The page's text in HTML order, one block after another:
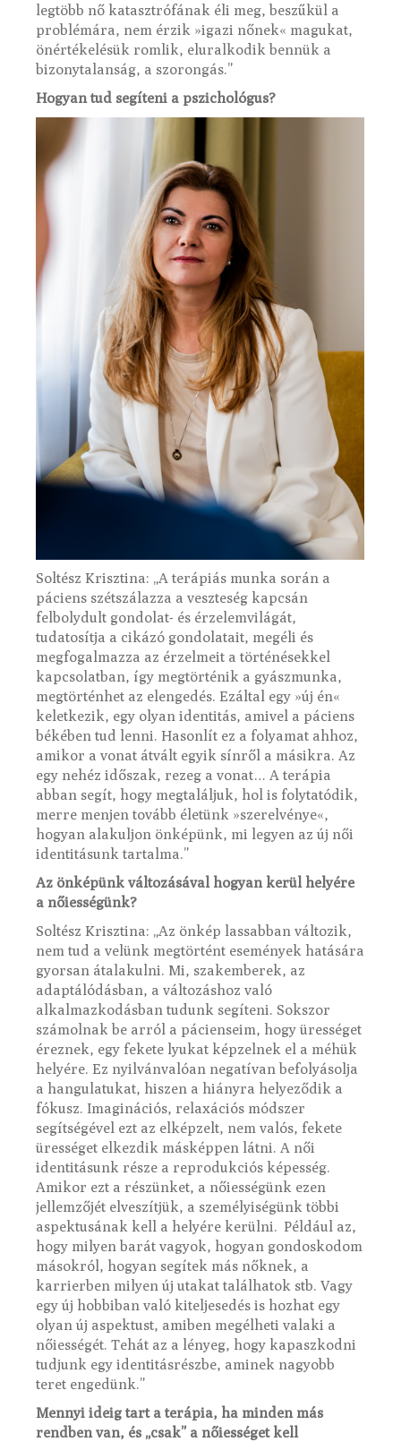
legtöbb nő katasztrófának éli meg, beszűkül a
problémára, nem érzik »igazi nőnek« magukat,
önértékelésük romlik, eluralkodik bennük a
bizonytalanság, a szorongás.”
Hogyan tud segíteni a pszichológus?
Soltész Krisztina: „A terápiás munka során a
páciens szétszálazza a veszteség kapcsán
felbolydult gondolat- és érzelemvilágát,
tudatosítja a cikázó gondolatait, megéli és
megfogalmazza az érzelmeit a történésekkel
kapcsolatban, így megtörténik a gyászmunka,
megtörténhet az elengedés. Ezáltal egy »új én«
keletkezik, egy olyan identitás, amivel a páciens
békében tud lenni. Hasonlít ez a folyamat ahhoz,
amikor a vonat átvált egyik sínről a másikra. Az
egy nehéz időszak, rezeg a vonat… A terápia
abban segít, hogy megtaláljuk, hol is folytatódik,
merre menjen tovább életünk »szerelvénye«,
hogyan alakuljon önképünk, mi legyen az új női
identitásunk tartalma.”
Az önképünk változásával hogyan kerül helyére
a nőiességünk?
Soltész Krisztina: „Az önkép lassabban változik,
nem tud a velünk megtörtént események hatására
gyorsan átalakulni. Mi, szakemberek, az
adaptálódásban, a változáshoz való
alkalmazkodásban tudunk segíteni. Sokszor
számolnak be arról a pácienseim, hogy ürességet
éreznek, egy fekete lyukat képzelnek el a méhük
helyére. Ez nyilvánvalóan negatívan befolyásolja
a hangulatukat, hiszen a hiányra helyeződik a
fókusz. Imaginációs, relaxációs módszer
segítségével ezt az elképzelt, nem valós, fekete
ürességet elkezdik másképpen látni. A női
identitásunk része a reprodukciós képesség.
Amikor ezt a részünket, a nőiességünk ezen
jellemzőjét elveszítjük, a személyiségünk többi
aspektusának kell a helyére kerülni. Például az,
hogy milyen barát vagyok, hogyan gondoskodom
másokról, hogyan segítek más nőknek, a
karrierben milyen új utakat találhatok stb. Vagy
egy új hobbiban való kiteljesedés is hozhat egy
olyan új aspektust, amiben megélheti valaki a
nőiességét. Tehát az a lényeg, hogy kapaszkodni
tudjunk egy identitásrészbe, aminek nagyobb
teret engedünk.”
Mennyi ideig tart a terápia, ha minden más
rendben van, és „csak” a nőiességet kell